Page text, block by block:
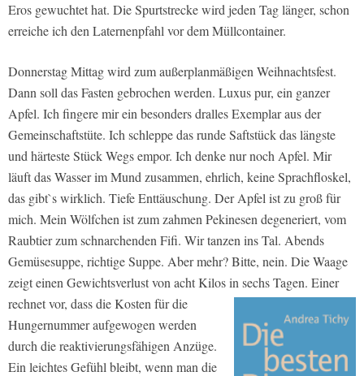
Eros gewuchtet hat. Die Spurtstrecke wird jeden Tag länger, schon
erreiche ich den Laternenpfahl vor dem Müllcontainer.
Donnerstag Mittag wird zum außerplanmäßigen Weihnachtsfest.
Dann soll das Fasten gebrochen werden. Luxus pur, ein ganzer
Apfel. Ich fingere mir ein besonders dralles Exemplar aus der
Gemeinschaftstüte. Ich schleppe das runde Saftstück das längste
und härteste Stück Wegs empor. Ich denke nur noch Apfel. Mir
läuft das Wasser im Mund zusammen, ehrlich, keine Sprachfloskel,
das gibt`s wirklich. Tiefe Enttäuschung. Der Apfel ist zu groß für
mich. Mein Wölfchen ist zum zahmen Pekinesen degeneriert, vom
Raubtier zum schnarchenden Fifi. Wir tanzen ins Tal. Abends
Gemüsesuppe, richtige Suppe. Aber mehr? Bitte, nein. Die Waage
zeigt einen Gewichtsverlust von acht Kilos in sechs Tagen. Einer
rechnet vor, dass die Kosten für die
Hungernummer aufgewogen werden
durch die reaktivierungsfähigen Anzüge.
Ein leichtes Gefühl bleibt, wenn man die